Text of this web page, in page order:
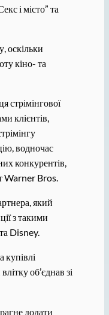
і місто” та
оскільки
кіно- та
стрімінгової
клієнтів,
водночас
конкурентів,
Warner Bros.
який
з такими
Disney.
купівлі
об’єднав зі
додати